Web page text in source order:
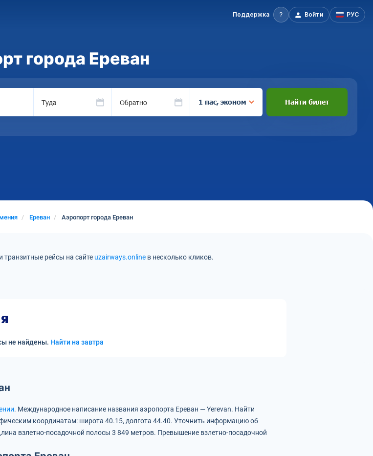
Поддержка Войти РУС
города Ереван
Туда Обратно 1 пас, эконом Найти билет
Ереван Аэропорт города Ереван
транзитные рейсы на сайте uzairways.online в несколько кликов.
не найдены. Найти на завтра
. Международное написание названия аэропорта Ереван — Yerevan. Найти
координатам: широта 40.15, долгота 44.40. Уточнить информацию об
взлетно-посадочной полосы 3 849 метров. Превышение взлетно-посадочной